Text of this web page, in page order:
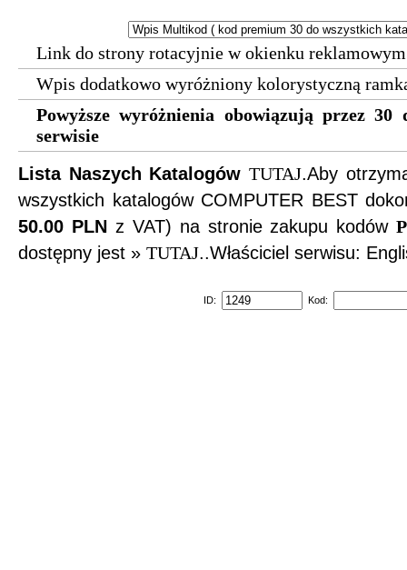
Link do strony rotacyjnie w okienku reklamowym
Wpis dodatkowo wyróżniony kolorystyczną
Powyższe wyróżnienia obowiązują przez
serwisie
Lista Naszych KatalogówTUTAJ.Aby
wszystkich katalogów COMPUTER BEST
50.00 PLNz VAT) na stronie zakupu kodów
dostępny jest » TUTAJ..Właściciel serwisu:
ID: Kod: